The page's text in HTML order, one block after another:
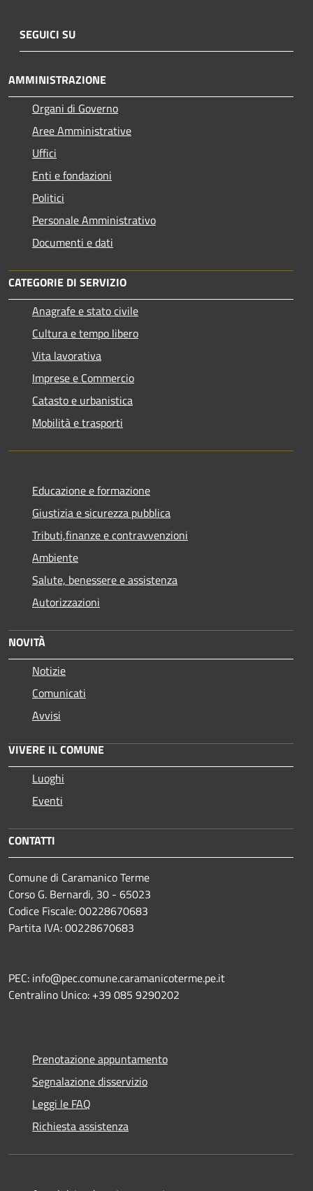
SEGUICI SU
AMMINISTRAZIONE
Organi di Governo
Aree Amministrative
Uffici
Enti e fondazioni
Politici
Personale Amministrativo
Documenti e dati
CATEGORIE DI SERVIZIO
Anagrafe e stato civile
Cultura e tempo libero
Vita lavorativa
Imprese e Commercio
Catasto e urbanistica
Mobilità e trasporti
Educazione e formazione
Giustizia e sicurezza pubblica
Tributi,finanze e contravvenzioni
Ambiente
Salute, benessere e assistenza
Autorizzazioni
NOVITÀ
Notizie
Comunicati
Avvisi
VIVERE IL COMUNE
Luoghi
Eventi
CONTATTI
Comune di Caramanico Terme
Corso G. Bernardi, 30 - 65023
Codice Fiscale: 00228670683
Partita IVA: 00228670683
PEC: info@pec.comune.caramanicoterme.pe.it
Centralino Unico: +39 085 9290202
Prenotazione appuntamento
Segnalazione disservizio
Leggi le FAQ
Richiesta assistenza